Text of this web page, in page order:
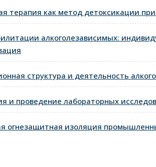
терапия как метод детоксикации
алкоголезависимых:
структура и деятельность
и проведение лабораторных
огнезащитная изоляция